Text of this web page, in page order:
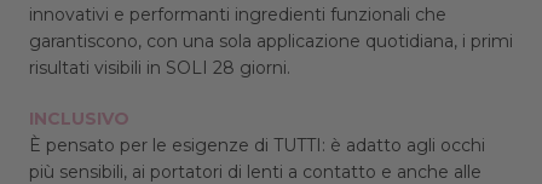
innovativi e performanti ingredienti funzionali che
garantiscono, con una sola applicazione quotidiana, i primi
risultati visibili in SOLI 28 giorni.
INCLUSIVO
È pensato per le esigenze di TUTTI: è adatto agli occhi
più sensibili, ai portatori di lenti a contatto e anche alle